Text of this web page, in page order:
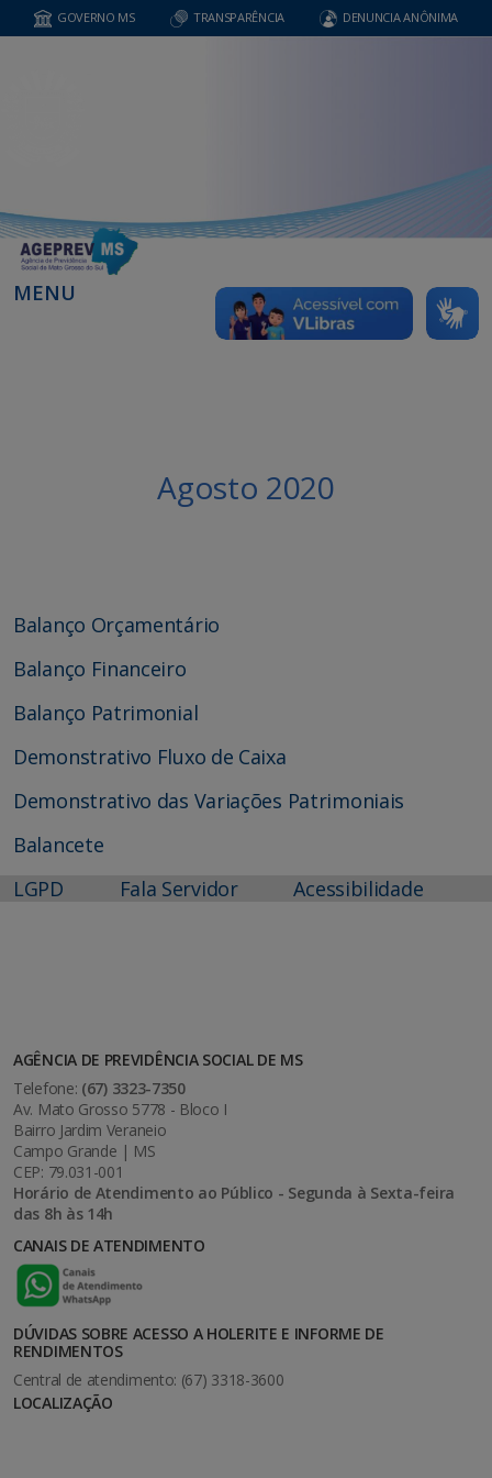
GOVERNO MS TRANSPARÊNCIA DENUNCIA ANÔNIMA
MENU
Agosto 2020
Balanço Orçamentário
Balanço Financeiro
Balanço Patrimonial
Demonstrativo Fluxo de Caixa
Demonstrativo das Variações Patrimoniais
Balancete
LGPD
Fala Servidor Acessibilidade
AGÊNCIA DE PREVIDÊNCIA SOCIAL DE MS
Telefone: (67) 3323-7350
Av. Mato Grosso 5778 - Bloco I
Bairro Jardim Veraneio
Campo Grande | MS
CEP: 79.031-001
Horário de Atendimento ao Público - Segunda à Sexta-feira
das 8h às 14h
CANAIS DE ATENDIMENTO
DÚVIDAS SOBRE ACESSO A HOLERITE E INFORME DE
RENDIMENTOS
Central de atendimento: (67) 3318-3600
LOCALIZAÇÃO